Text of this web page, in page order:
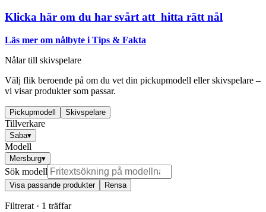
Klicka här om du har svårt att hitta rätt nål
Läs mer om nålbyte i Tips & Fakta
Nålar till skivspelare
Välj flik beroende på om du vet din pickupmodell eller skivspelare –
vi visar produkter som passar.
Pickupmodell Skivspelare
Tillverkare
Saba▾
Modell
Mersburg▾
Sök modell
Visa passande produkter Rensa
Filtrerat · 1 träffar